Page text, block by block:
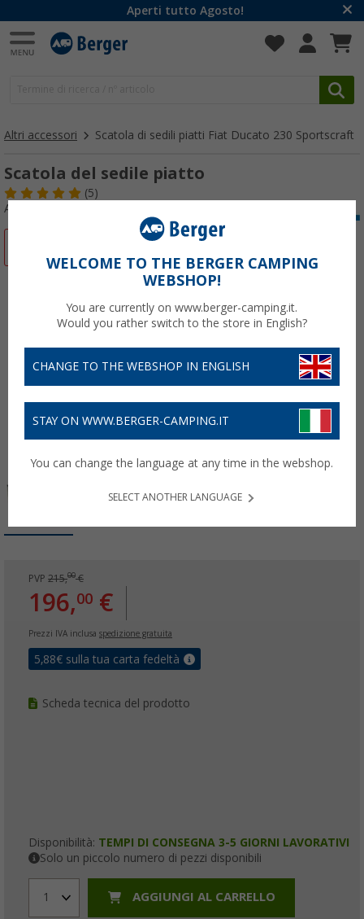
Aperti tutto Agosto!
Altri accessori Scatola di sedili piatti Fiat Ducato 230 Sportscraft
Scatola del sedile piatto
(5)
Articolo n: 157280
PVP 215,00€
196,00 €
Prezzi IVA inclusa spedizione gratuita
5,88€ sulla tua carta fedeltà
Scheda tecnica del prodotto
Disponibilità: TEMPI DI CONSEGNA 3-5 GIORNI LAVORATIVI
Solo un piccolo numero di pezzi disponibili
1 AGGIUNGI AL CARRELLO
WELCOME TO THE BERGER CAMPING
WEBSHOP!
You are currently on www.berger-camping.it.
Would you rather switch to the store in English?
CHANGE TO THE WEBSHOP IN ENGLISH
STAY ON WWW.BERGER-CAMPING.IT
You can change the language at any time in the webshop.
SELECT ANOTHER LANGUAGE